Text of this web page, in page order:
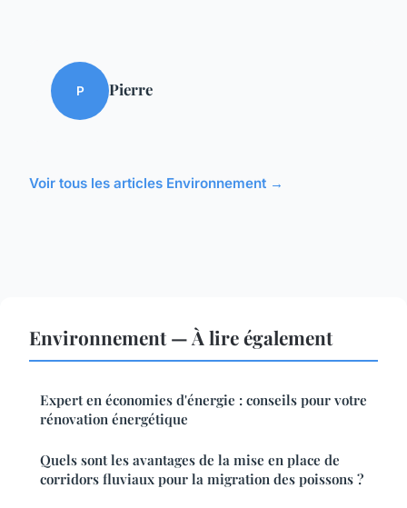
P Pierre
Voir tous les articles Environnement →
Environnement — À lire également
Expert en économies d'énergie : conseils pour votre
rénovation énergétique
Quels sont les avantages de la mise en place de
corridors fluviaux pour la migration des poissons ?